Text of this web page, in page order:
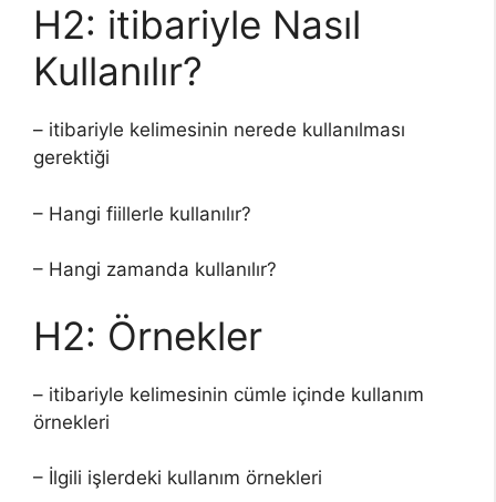
H2: itibariyle Nasıl
Kullanılır?
– itibariyle kelimesinin nerede kullanılması
gerektiği
– Hangi fiillerle kullanılır?
– Hangi zamanda kullanılır?
H2: Örnekler
– itibariyle kelimesinin cümle içinde kullanım
örnekleri
– İlgili işlerdeki kullanım örnekleri